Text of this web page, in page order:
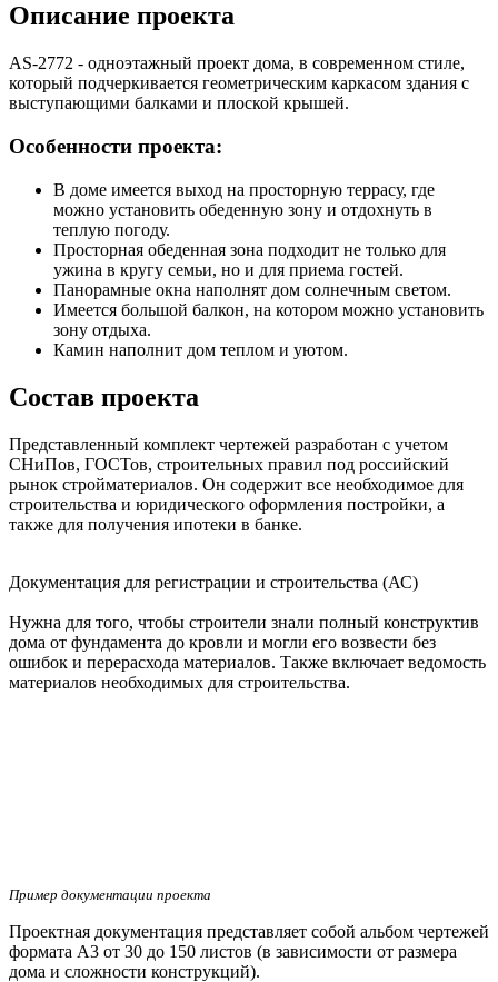
Описание проекта
AS-2772 - одноэтажный проект дома, в современном стиле,
который подчеркивается геометрическим каркасом здания с
выступающими балками и плоской крышей.
Особенности проекта:
В доме имеется выход на просторную террасу, где
можно установить обеденную зону и отдохнуть в
теплую погоду.
Просторная обеденная зона подходит не только для
ужина в кругу семьи, но и для приема гостей.
Панорамные окна наполнят дом солнечным светом.
Имеется большой балкон, на котором можно установить
зону отдыха.
Камин наполнит дом теплом и уютом.
Состав проекта
Представленный комплект чертежей разработан с учетом
СНиПов, ГОСТов, строительных правил под российский
рынок стройматериалов. Он содержит все необходимое для
строительства и юридического оформления постройки, а
также для получения ипотеки в банке.
Документация для регистрации и строительства (АС)
Нужна для того, чтобы строители знали полный конструктив
дома от фундамента до кровли и могли его возвести без
ошибок и перерасхода материалов. Также включает ведомость
материалов необходимых для строительства.
Пример документации проекта
Проектная документация представляет собой альбом чертежей
формата А3 от 30 до 150 листов (в зависимости от размера
дома и сложности конструкций).